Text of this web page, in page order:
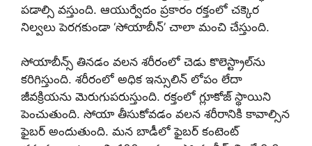
పడాల్సి వస్తుంది. ఆయుర్వేదం ప్రకారం రక్తంలో చక్కెర
నిల్వలు పెరగకుండా ‘సోయాబీన్’ చాలా మంచి చేస్తుంది.
సోయాబీన్స్ తినడం వలన శరీరంలో చెడు కొలెస్ట్రాల్‌ను
కరిగిస్తుంది. శరీరంలో అధిక ఇన్సులిన్ లోపం లేదా
జీవక్రియను మెరుగుపరుస్తుంది. రక్తంలో గ్లూకోజ్ స్థాయిని
పెంచుతుంది. సోయా తీసుకోవడం వలన శరీరానికి కావాల్సిన
ఫైబర్ అందుతుంది. మన బాడీలో ఫైబర్ కంటెంట్